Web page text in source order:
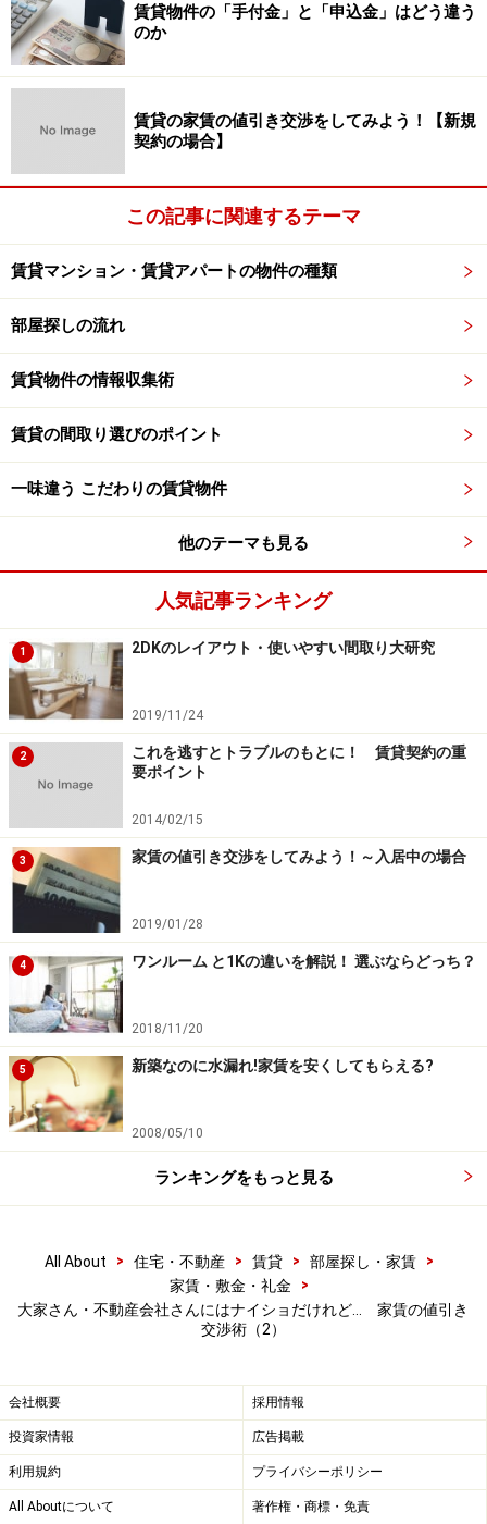
賃貸物件の「手付金」と「申込金」はどう違う
のか
賃貸の家賃の値引き交渉をしてみよう！【新規
契約の場合】
この記事に関連するテーマ
賃貸マンション・賃貸アパートの物件の種類
部屋探しの流れ
賃貸物件の情報収集術
賃貸の間取り選びのポイント
一味違う こだわりの賃貸物件
他のテーマも見る
人気記事ランキング
1 2DKのレイアウト・使いやすい間取り大研究
2019/11/24
2
これを逃すとトラブルのもとに！ 賃貸契約の重
要ポイント
2014/02/15
3 家賃の値引き交渉をしてみよう！～入居中の場合
2019/01/28
4 ワンルーム と1Kの違いを解説！ 選ぶならどっち？
2018/11/20
5 新築なのに水漏れ!家賃を安くしてもらえる?
2008/05/10
ランキングをもっと見る
All About > 住宅・不動産 > 賃貸 > 部屋探し・家賃
>
家賃・敷金・礼金
>
大家さん・不動産会社さんにはナイショだけれど… 家賃の値引き
交渉術（2）
会社概要 採用情報
投資家情報 広告掲載
利用規約 プライバシーポリシー
All Aboutについて 著作権・商標・免責